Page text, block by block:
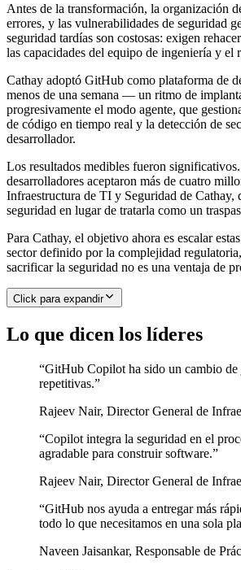
Antes de la transformación, la organización
errores, y las vulnerabilidades de seguridad
seguridad tardías son costosas: exigen
las capacidades del equipo de ingeniería y el
Cathay adoptó GitHub como plataforma de
menos de una semana — un ritmo de
progresivamente el modo agente, que
de código en tiempo real y la detección de
desarrollador.
Los resultados medibles fueron
desarrolladores aceptaron más de cuatro
Infraestructura de TI y Seguridad de
seguridad en lugar de tratarla como un
Para Cathay, el objetivo ahora es escalar
sector definido por la complejidad
sacrificar la seguridad no es una ventaja de
Click para expandir
Lo que dicen los líderes
“GitHub Copilot ha sido un cambio de
repetitivas.”
Rajeev Nair, Director General de
“Copilot integra la seguridad en el
agradable para construir software.”
Rajeev Nair, Director General de
“GitHub nos ayuda a entregar más
todo lo que necesitamos en una sola
Naveen Jaisankar, Responsable de